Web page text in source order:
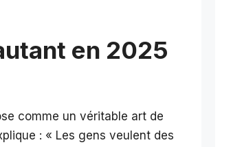
en 2025
comme un véritable art de
: « Les gens veulent des